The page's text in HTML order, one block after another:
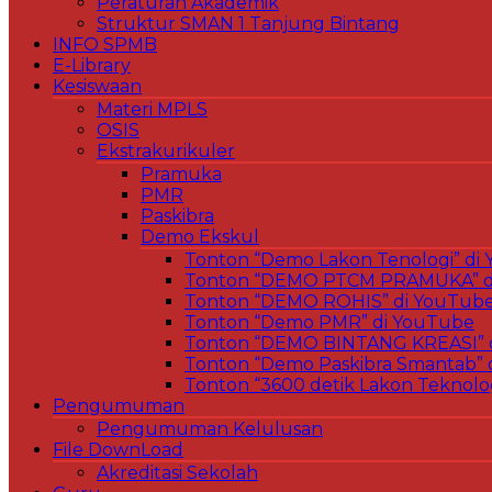
Struktur SMAN 1 Tanjung Bintang
INFO SPMB
E-Library
Kesiswaan
Materi MPLS
OSIS
Ekstrakurikuler
Pramuka
PMR
Paskibra
Demo Ekskul
Tonton “Demo Lakon Tenologi” di
Tonton “DEMO PTCM PRAMUKA”
Tonton “DEMO ROHIS” di
Tonton “Demo PMR” di YouTube
Tonton “DEMO BINTANG
Tonton “Demo Paskibra Smantab”
Tonton “3600 detik Lakon
Pengumuman
Pengumuman Kelulusan
File DownLoad
Akreditasi Sekolah